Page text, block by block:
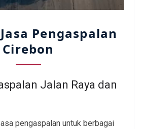
Pengaspalan
Cirebon
Jalan Raya dan
pengaspalan untuk berbagai